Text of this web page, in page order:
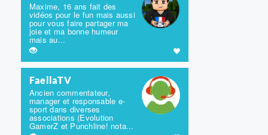
Maxime, 16 ans fait des
vidéos pour le fun mais aussi
pour vous faire partager ma
joie et ma bonne humeur
mais au...
FaellaTV
Ancien commentateur,
manager et responsable e-
sport dans diverses
associations (Evolution
GamerZ et Punchline! nota...